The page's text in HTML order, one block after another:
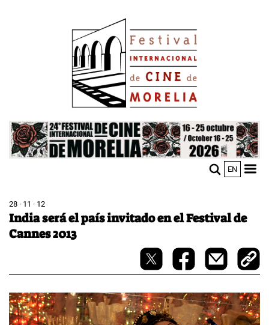
Image
EN
28 · 11 · 12
India será el país invitado en el Festival de
Cannes 2013